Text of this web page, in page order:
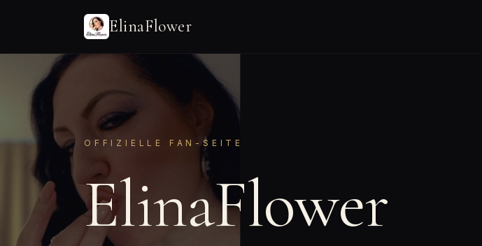
ElinaFlower
OFFIZIELLE FAN-SEITE
ElinaFlower